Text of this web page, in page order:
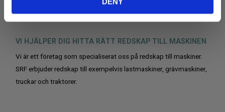
VI HJÄLPER DIG HITTA RÄTT REDSKAP TILL MASKINEN
Vi är ett företag som specialiserat oss på redskap till maskiner.
SRF erbjuder redskap till exempelvis lastmaskiner, grävmaskiner,
truckar och traktorer.